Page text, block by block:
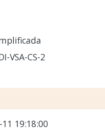
VSA-CS-2
19:18:00